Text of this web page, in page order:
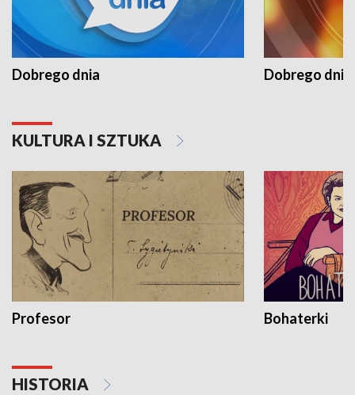
Dobrego dnia Dobrego dnia
KULTURA I SZTUKA
Profesor Bohaterki
HISTORIA